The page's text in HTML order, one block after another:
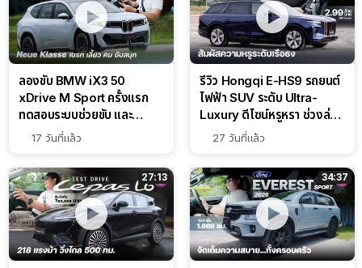
ลองขับ BMW iX3 50
xDrive M Sport ครั้งแรก
ทดสอบระบบช่วยขับ และ
Performance แบบจัดเต็มใน
17 วันที่แล้ว
รีวิว Hongqi E-HS9 รถยนต์
ไฟฟ้า SUV ระดับ Ultra-
Luxury ดีไซน์หรูหรา ช่วงล่าง
CDC นุ่มหนึบเหนือระดับ
27 วันที่แล้ว
27:13 34:37